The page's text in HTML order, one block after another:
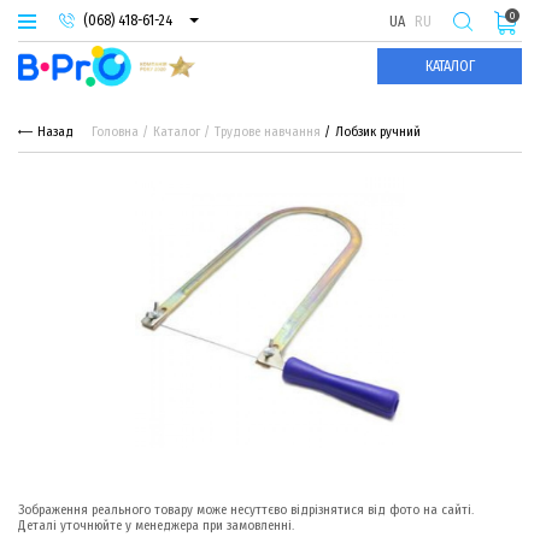
(068) 418-61-24
(093) 974-66-94
(095) 987-29-55
UA RU
КАТАЛОГ
0
Назад Головна Каталог Трудове навчання Лобзик ручний
Зображення реального товару може несуттєво відрізнятися від фото на сайті.
Деталі уточнюйте у менеджера при замовленні.